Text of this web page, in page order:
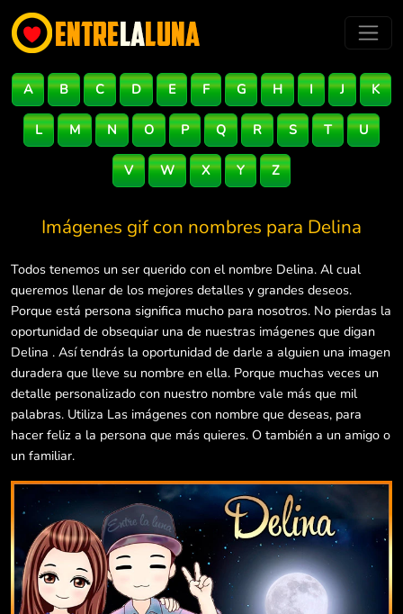
A B C D E F G H I J K
L M N O P Q R S T U
V W X Y Z
Imágenes gif con nombres para Delina
Todos tenemos un ser querido con el nombre Delina. Al cual
queremos llenar de los mejores detalles y grandes deseos.
Porque está persona significa mucho para nosotros. No pierdas la
oportunidad de obsequiar una de nuestras imágenes que digan
Delina . Así tendrás la oportunidad de darle a alguien una imagen
duradera que lleve su nombre en ella. Porque muchas veces un
detalle personalizado con nuestro nombre vale más que mil
palabras. Utiliza Las imágenes con nombre que deseas, para
hacer feliz a la persona que más quieres. O también a un amigo o
un familiar.